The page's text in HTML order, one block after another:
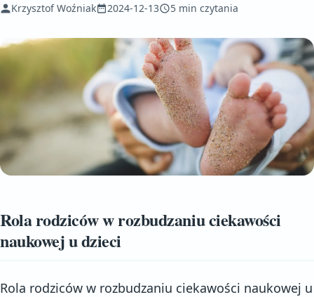
Krzysztof Woźniak 2024-12-13 5 min czytania
Rola rodziców w rozbudzaniu ciekawości
naukowej u dzieci
Rola rodziców w rozbudzaniu ciekawości naukowej u